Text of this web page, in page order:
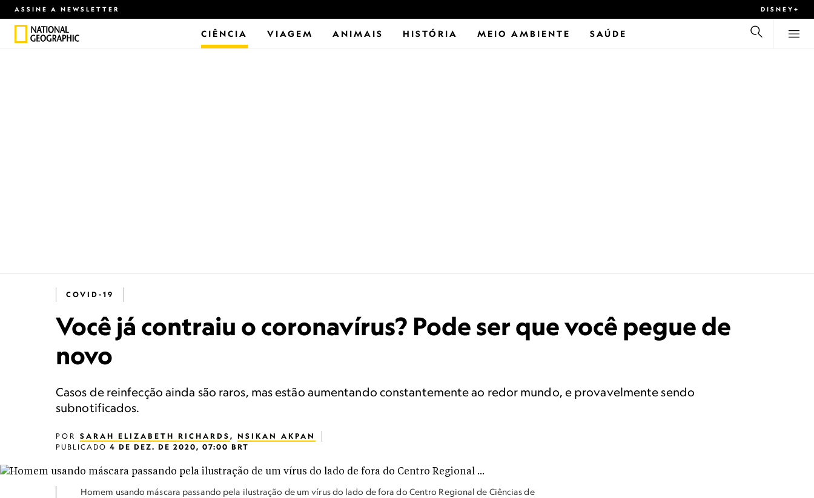
ASSINE A NEWSLETTER DISNEY+
CIÊNCIA VIAGEM ANIMAIS HISTÓRIA MEIO AMBIENTE SAÚDE
COVID-19
Você já contraiu o coronavírus? Pode ser que você pegue de
novo
Casos de reinfecção ainda são raros, mas estão aumentando constantemente ao redor mundo, e provavelmente sendo
subnotificados.
POR SARAH ELIZABETH RICHARDS , NSIKAN AKPAN
PUBLICADO 4 DE DEZ. DE 2020, 07:00 BRT
Homem usando máscara passando pela ilustração de um vírus do lado de fora do Centro Regional de Ciências de